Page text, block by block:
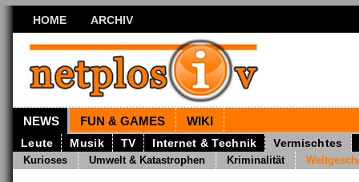
HOME ARCHIV
NEWS FUN & GAMES WIKI
Leute Musik TV Internet & Technik Vermischtes
Kurioses Umwelt & Katastrophen Kriminalität